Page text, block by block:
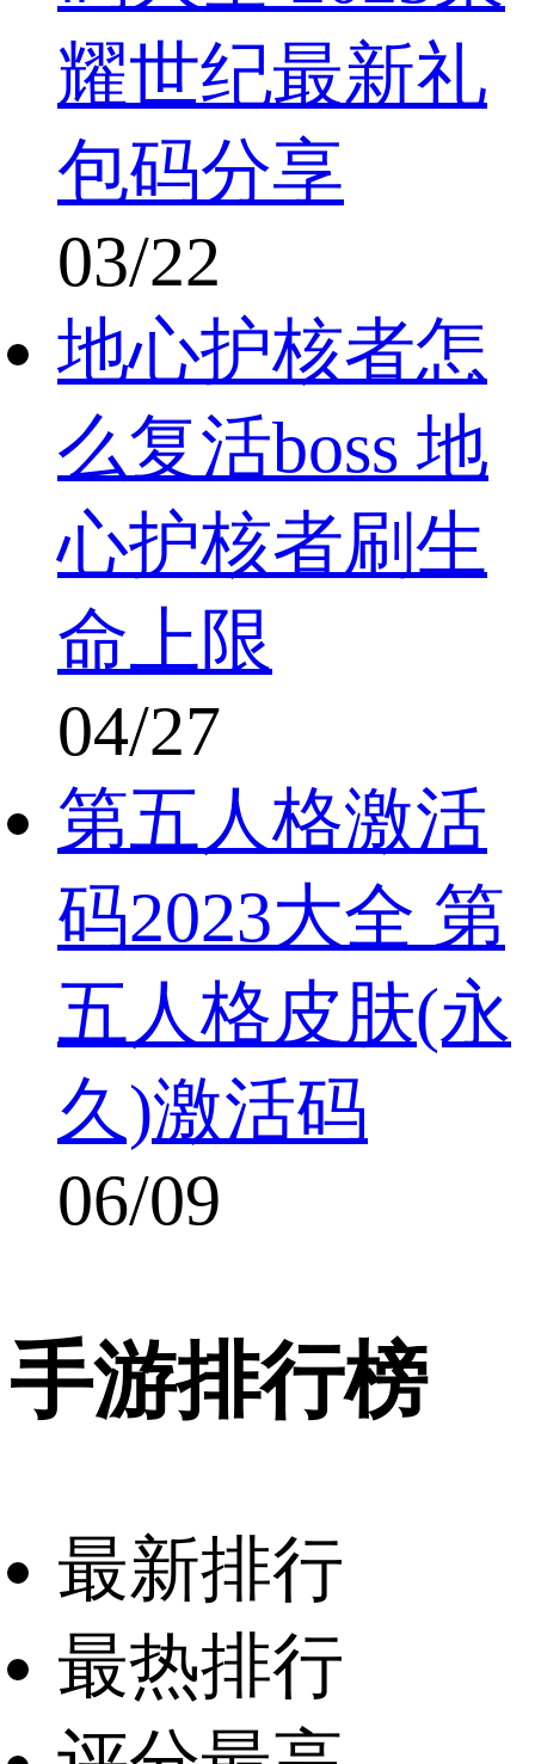
耀世纪最新礼
包码分享
03/22
地心护核者怎
么复活boss 地
心护核者刷生
命上限
04/27
第五人格激活
码2023大全 第
五人格皮肤(永
久)激活码
06/09
手游排行榜
最新排行
最热排行